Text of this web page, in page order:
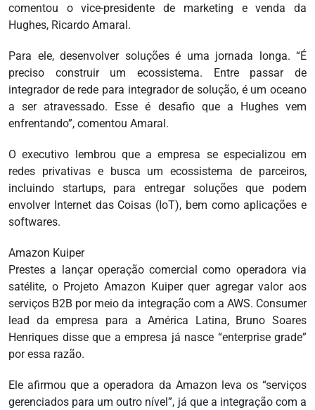
comentou o vice-presidente de marketing e venda da
Hughes, Ricardo Amaral.
Para ele, desenvolver soluções é uma jornada longa. “É
preciso construir um ecossistema. Entre passar de
integrador de rede para integrador de solução, é um oceano
a ser atravessado. Esse é desafio que a Hughes vem
enfrentando”, comentou Amaral.
O executivo lembrou que a empresa se especializou em
redes privativas e busca um ecossistema de parceiros,
incluindo startups, para entregar soluções que podem
envolver Internet das Coisas (IoT), bem como aplicações e
softwares.
Amazon Kuiper
Prestes a lançar operação comercial como operadora via
satélite, o Projeto Amazon Kuiper quer agregar valor aos
serviços B2B por meio da integração com a AWS. Consumer
lead da empresa para a América Latina, Bruno Soares
Henriques disse que a empresa já nasce “enterprise grade”
por essa razão.
Ele afirmou que a operadora da Amazon leva os “serviços
gerenciados para um outro nível”, já que a integração com a